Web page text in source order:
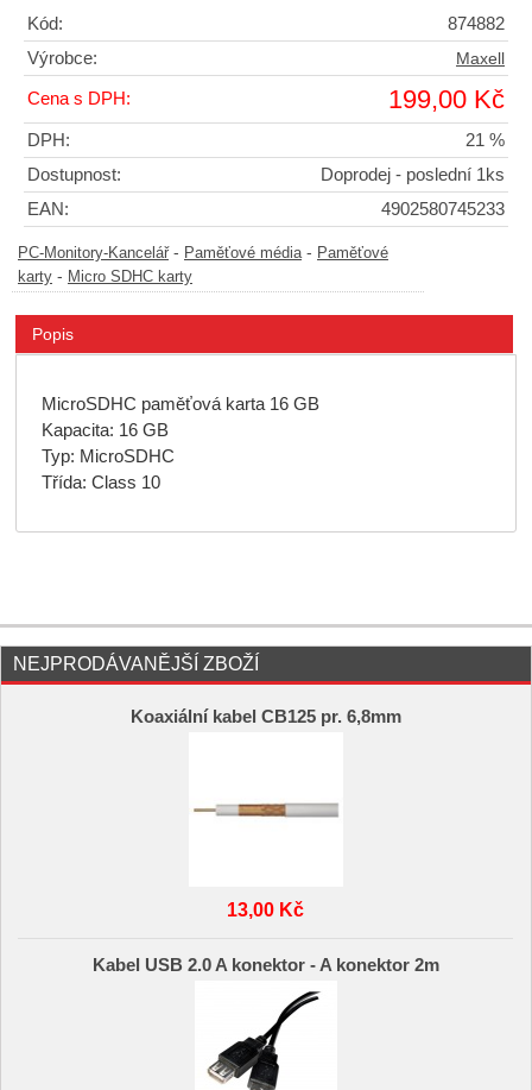
Kód:
874882
Výrobce:
Maxell
Cena s DPH: 199,00 Kč
DPH:
21 %
Dostupnost:
Doprodej - poslední 1ks
EAN:
4902580745233
PC-Monitory-Kancelář- Paměťové média- Paměťové
karty - Micro SDHC karty
Popis
MicroSDHC paměťová karta 16 GB
Kapacita: 16 GB
Typ: MicroSDHC
Třída: Class 10
NEJPRODÁVANĚJŠÍ ZBOŽÍ
Koaxiální kabel CB125 pr. 6,8mm
13,00 Kč
Kabel USB 2.0 A konektor - A konektor 2m